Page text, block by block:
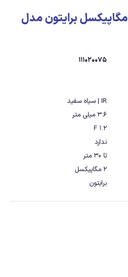
دوربین مداربسته 2 مگاپیکسل برایتون مدل
111020075
IR | سیاه سفید
3.6 میلی متر
F 1.2
ندارد
تا 30 متر
2 مگاپیکسل
برایتون